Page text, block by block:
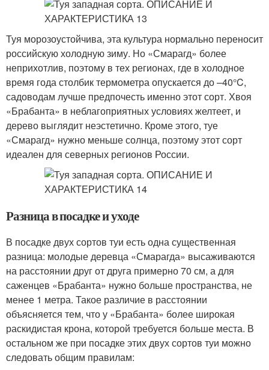
Туя морозоустойчива, эта культура нормально переносит
российскую холодную зиму. Но «Смарагд» более
неприхотлив, поэтому в тех регионах, где в холодное
время года столбик термометра опускается до –40°C,
садоводам лучше предпочесть именно этот сорт. Хвоя
«Брабанта» в неблагоприятных условиях желтеет, и
дерево выглядит неэстетично. Кроме этого, туе
«Смарагд» нужно меньше солнца, поэтому этот сорт
идеален для северных регионов России.
Разница в посадке и уходе
В посадке двух сортов туи есть одна существенная
разница: молодые деревца «Смарагда» высаживаются
на расстоянии друг от друга примерно 70 см, а для
саженцев «Брабанта» нужно больше пространства, не
менее 1 метра. Такое различие в расстоянии
объясняется тем, что у «Брабанта» более широкая
раскидистая крона, которой требуется больше места. В
остальном же при посадке этих двух сортов туи можно
следовать общим правилам: